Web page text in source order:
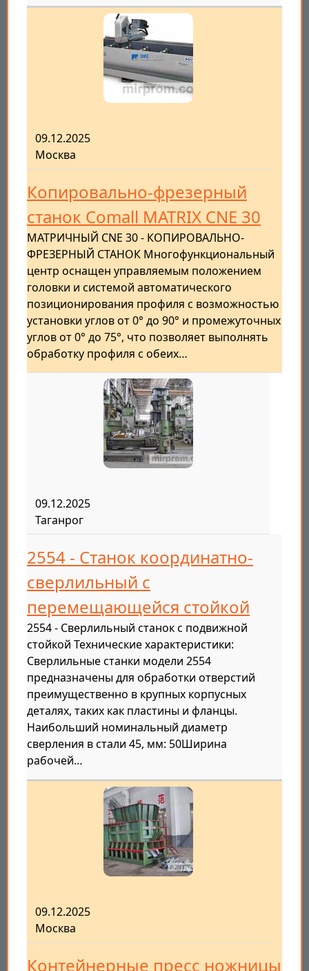
09.12.2025
Москва
Копировально-фрезерный
станок Comall MATRIX CNE 30
МАТРИЧНЫЙ CNE 30 - КОПИРОВАЛЬНО-
ФРЕЗЕРНЫЙ СТАНОК Многофункциональный
центр оснащен управляемым положением
головки и системой автоматического
позиционирования профиля с возможностью
установки углов от 0° до 90° и промежуточных
углов от 0° до 75°, что позволяет выполнять
обработку профиля с обеих…
09.12.2025
Таганрог
2554 - Станок координатно-
сверлильный с
перемещающейся стойкой
2554 - Сверлильный станок с подвижной
стойкой Технические характеристики:
Сверлильные станки модели 2554
предназначены для обработки отверстий
преимущественно в крупных корпусных
деталях, таких как пластины и фланцы.
Наибольший номинальный диаметр
сверления в стали 45, мм: 50Ширина
рабочей…
09.12.2025
Москва
Контейнерные пресс ножницы